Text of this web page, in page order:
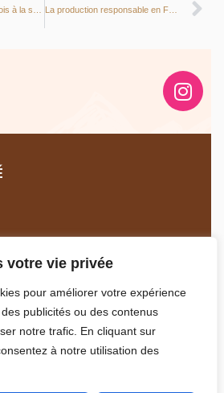
votre vie privée
pour améliorer votre expérience
publicités ou des contenus
notre trafic. En cliquant sur
à notre utilisation des
La production responsable en Franche-Comté